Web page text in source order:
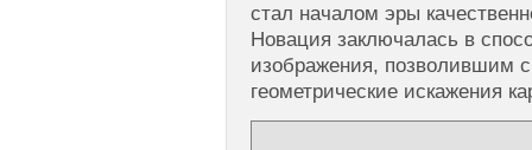
стал началом эры
Новация заключалась в
изображения, позволившим
геометрические искажения